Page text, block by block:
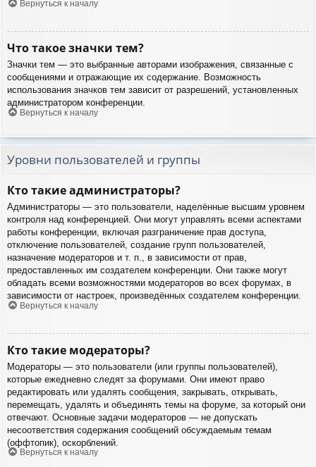
Вернуться к началу
Что такое значки тем?
Значки тем — это выбранные авторами изображения, связанные с
сообщениями и отражающие их содержание. Возможность
использования значков тем зависит от разрешений, установленных
администратором конференции.
Вернуться к началу
Уровни пользователей и группы
Кто такие администраторы?
Администраторы — это пользователи, наделённые высшим уровнем
контроля над конференцией. Они могут управлять всеми аспектами
работы конференции, включая разграничение прав доступа,
отключение пользователей, создание групп пользователей,
назначение модераторов и т. п., в зависимости от прав,
предоставленных им создателем конференции. Они также могут
обладать всеми возможностями модераторов во всех форумах, в
зависимости от настроек, произведённых создателем конференции.
Вернуться к началу
Кто такие модераторы?
Модераторы — это пользователи (или группы пользователей),
которые ежедневно следят за форумами. Они имеют право
редактировать или удалять сообщения, закрывать, открывать,
перемещать, удалять и объединять темы на форуме, за который они
отвечают. Основные задачи модераторов — не допускать
несоответствия содержания сообщений обсуждаемым темам
(оффтопик), оскорблений.
Вернуться к началу